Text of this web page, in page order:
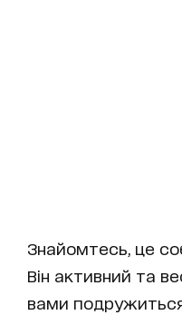
Знайомтесь, це
Він активний та
вами